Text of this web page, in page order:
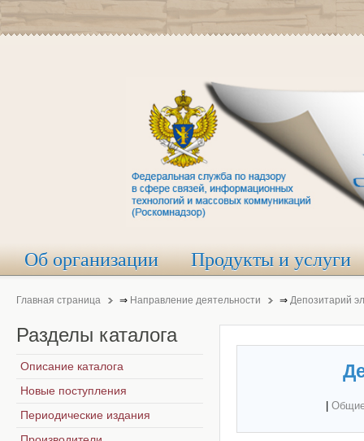
Об организации Продукты и услуги
Главная страница ⇒ Направление деятельности ⇒ Депозитарий
Разделы каталога
Описание каталога
Новые поступления
Периодические издания